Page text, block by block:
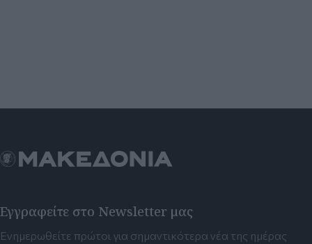
Εγγραφείτε στο Newsletter μας
Ενημερωθείτε πρώτοι για σημαντικότερα νέα της ημέρας